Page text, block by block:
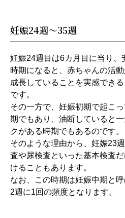
妊娠24週～35週
妊娠24週目は6カ月目に当り、
時期になると、赤ちゃんの活
成長していることを実感でき
です。
その一方で、妊娠初期で起こ
期でもあり、油断していると
クがある時期でもあるのです。
そのような理由から、妊娠23
査や尿検査といった基本検査
けることもあります。
なお、この時期は妊娠中期と
2週に1回の頻度となります。